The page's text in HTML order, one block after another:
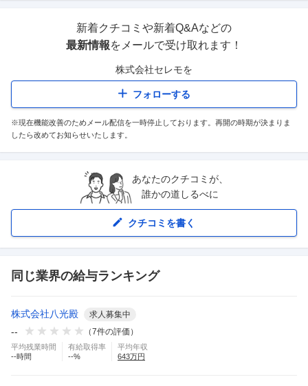
新着クチコミや新着Q&Aなどの
最新情報をメールで受け取れます！
株式会社セレモを
フォローする
※現在機能改善のためメール配信を一時停止しております。再開の時期が決まりま
したら改めてお知らせいたします。
あなたのクチコミが、
誰かの道しるべに
クチコミを書く
同じ業界の給与ランキング
株式会社八光殿 求人募集中
-- （7件の評価）
平均残業時間
--時間
有給取得率
--%
平均年収
643万円